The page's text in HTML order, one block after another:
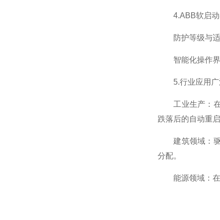
4.ABB软启动
防护等级与适
智能化操作界
5.行业应用广
工业生产：在
跌落后的自动重
建筑领域：驱
分配。
能源领域：在